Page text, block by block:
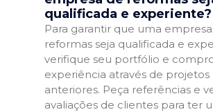
qualificada e experiente?
Para garantir que uma
reformas seja qualificada e
verifique seu portfólio e
experiência através de projetos
anteriores. Peça referências e
avaliações de clientes para ter